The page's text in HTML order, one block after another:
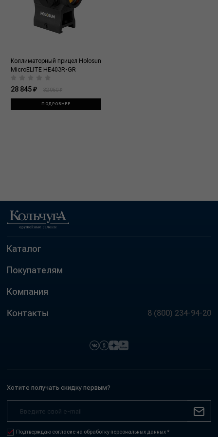
Коллиматорный прицел Holosun
MicroELITE HE403R-GR
28 845 ₽ 32 050 ₽
ПОДРОБНЕЕ
Каталог
Покупателям
Компания
Контакты 8 (800) 234-94-20
Хотите получать скидку первым?
Подтверждаю согласие на обработку персональных данных *